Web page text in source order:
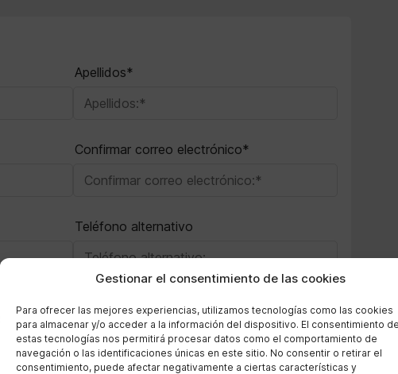
Gestionar el consentimiento de las cookies
Para ofrecer las mejores experiencias, utilizamos tecnologías como las cookies
para almacenar y/o acceder a la información del dispositivo. El consentimiento
estas tecnologías nos permitirá procesar datos como el comportamiento de
navegación o las identificaciones únicas en este sitio. No consentir o retirar el
consentimiento, puede afectar negativamente a ciertas características y
Apellidos*
Confirmar correo electrónico*
Teléfono alternativo